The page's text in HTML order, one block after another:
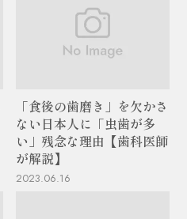
「食後の歯磨き」を欠かさ
ない日本人に「虫歯が多
い」残念な理由【歯科医師
が解説】
2023.06.16